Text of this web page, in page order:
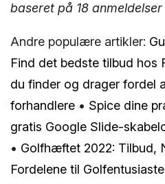
baseret på 18 anmeldelser
Andre populære artikler:
Find det bedste tilbud hos
du finder og drager fordel
forhandlere • Spice dine
gratis Google Slide-
• Golfhæftet 2022: Tilbud,
Fordelene til